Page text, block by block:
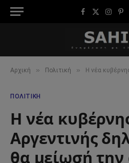
Facebook
X
Αρχική » Πολιτική » Η νέα κυβέρνηση της Αργεντινής
ΠΟΛΙΤΙΚΉ
Η νέα
Αργεντινής
θα μείωσή την